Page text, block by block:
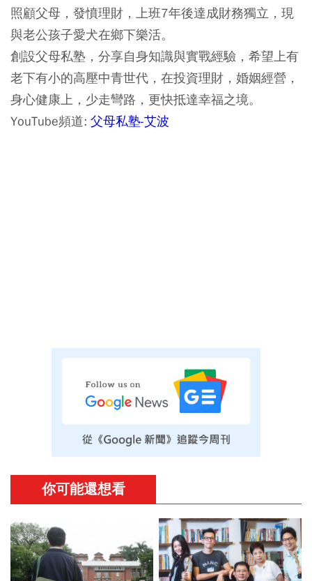
照顧父母，發憤理財，上班7年後達成財務獨立，現
與老公孩子愛犬在鄉下樂活。
創設父母私塾，分享自身知識與實戰經驗，希望上有
老下有小的高壓中青世代，在投資理財，婚姻經營，
身心健康上，少走彎路，更快抵達幸福之境。
YouTube頻道: 父母私塾-艾波